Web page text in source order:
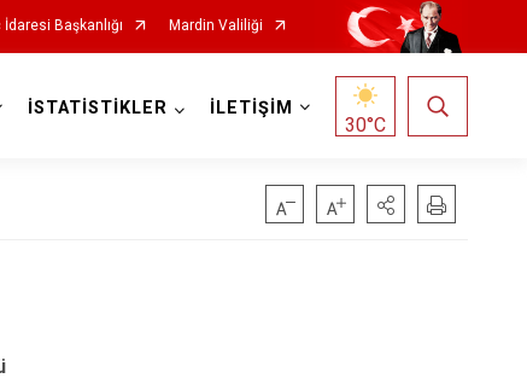
İdaresi Başkanlığı Mardin Valiliği
İSTATİSTİKLER İLETİŞİM
30°C